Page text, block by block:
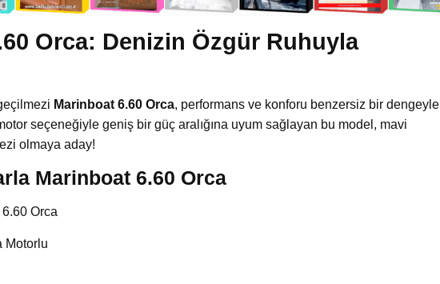
Orca: Denizin Özgür Ruhuyla
Marinboat 6.60 Orca, performans ve konforu benzersiz bir dengeyle
seçeneğiyle geniş bir güç aralığına uyum sağlayan bu model, mavi
olmaya aday!
Marinboat 6.60 Orca
Orca
Motorlu